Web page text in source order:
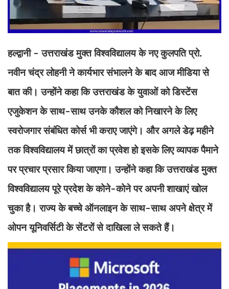
हल्द्वानी - उत्तराखंड मुक्त विश्वविद्यालय के नए कुलपति प्रो.
नवीन चंद्र लोहनी ने कार्यभार संभालने के बाद आज मीडिया से
बात की। उन्होंने कहा कि उत्तराखंड के युवाओं को डिस्टेंस
एजुकेशन के साथ-साथ उनके कौशल को निखारने के लिए
स्वरोजगार संबंधित कोर्स भी कराए जाएंगे। और अगले डेढ़ महीने
तक विश्वविद्यालय में छात्रों का प्रवेश हो इसके लिए व्यापक पैमाने
पर प्रचार प्रसार किया जाएगा। उन्होंने कहा कि उत्तराखंड मुक्त
विश्वविद्यालय पूरे प्रदेश के कोने-कोने पर अपनी शाखाएं खोल
चुका है। राज्य के बच्चे ऑनलाइन के साथ-साथ अपने क्षेत्र में
ओपन यूनिवर्सिटी के सेंटरों से दाखिला ले सकते हैं।